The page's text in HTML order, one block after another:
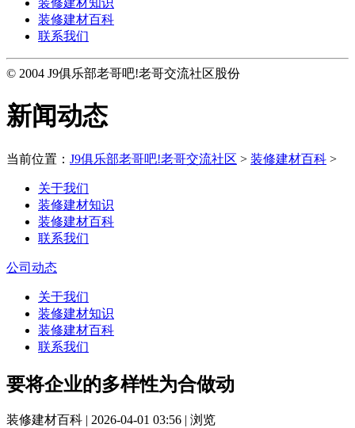
装修建材百科
联系我们
© 2004 J9俱乐部老哥吧!老哥交流社区股份
新闻动态
当前位置： J9俱乐部老哥吧!老哥交流社区 > 装修建材百科 >
关于我们
装修建材知识
装修建材百科
联系我们
公司动态
关于我们
装修建材知识
装修建材百科
联系我们
要将企业的多样性为合做动
装修建材百科 | 2026-04-01 03:56 | 浏览